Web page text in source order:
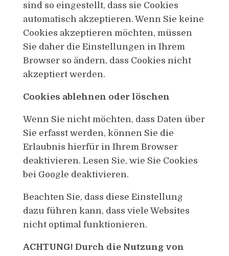
sind so eingestellt, dass sie Cookies
automatisch akzeptieren. Wenn Sie keine
Cookies akzeptieren möchten, müssen
Sie daher die Einstellungen in Ihrem
Browser so ändern, dass Cookies nicht
akzeptiert werden.
Cookies ablehnen oder löschen
Wenn Sie nicht möchten, dass Daten über
Sie erfasst werden, können Sie die
Erlaubnis hierfür in Ihrem Browser
deaktivieren. Lesen Sie, wie Sie Cookies
bei Google deaktivieren.
Beachten Sie, dass diese Einstellung
dazu führen kann, dass viele Websites
nicht optimal funktionieren.
ACHTUNG! Durch die Nutzung von